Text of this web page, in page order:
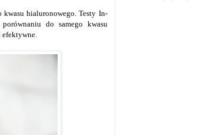
hialuronowego. Testy In-
do samego kwasu